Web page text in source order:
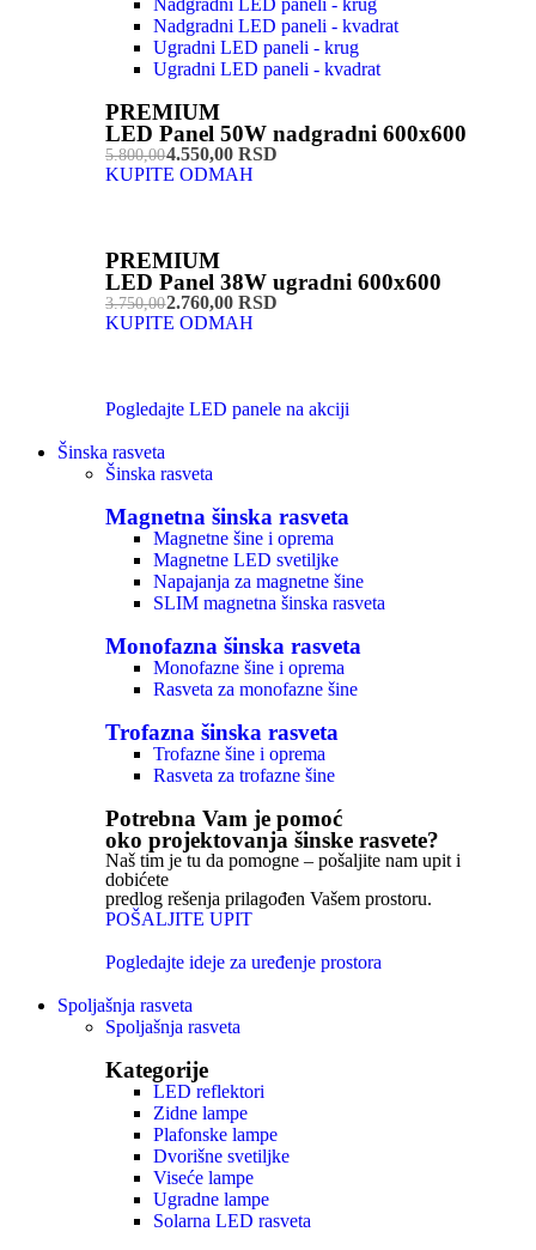
Nadgradni LED paneli - krug
Nadgradni LED paneli - kvadrat
Ugradni LED paneli - krug
Ugradni LED paneli - kvadrat
PREMIUM
LED Panel 50W nadgradni 600x600
5.800,004.550,00 RSD
KUPITE ODMAH
PREMIUM
LED Panel 38W ugradni 600x600
3.750,002.760,00 RSD
KUPITE ODMAH
Pogledajte LED panele na akciji
Šinska rasveta
Šinska rasveta
Magnetna šinska rasveta
Magnetne šine i oprema
Magnetne LED svetiljke
Napajanja za magnetne šine
SLIM magnetna šinska rasveta
Monofazna šinska rasveta
Monofazne šine i oprema
Rasveta za monofazne šine
Trofazna šinska rasveta
Trofazne šine i oprema
Rasveta za trofazne šine
Potrebna Vam je pomoć
oko projektovanja šinske rasvete?
Naš tim je tu da pomogne – pošaljite nam upit i
dobićete
predlog rešenja prilagođen Vašem prostoru.
POŠALJITE UPIT
Pogledajte ideje za uređenje prostora
Spoljašnja rasveta
Spoljašnja rasveta
Kategorije
LED reflektori
Zidne lampe
Plafonske lampe
Dvorišne svetiljke
Viseće lampe
Ugradne lampe
Solarna LED rasveta